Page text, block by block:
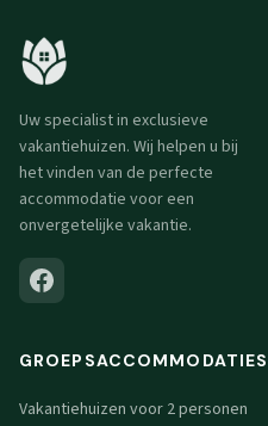
Uw specialist in exclusieve
vakantiehuizen. Wij helpen u bij
het vinden van de perfecte
accommodatie voor een
onvergetelijke vakantie.
GROEPSACCOMMODATIES
Vakantiehuizen voor 2 personen